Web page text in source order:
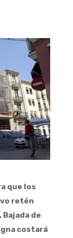
que los
retén
de
costará